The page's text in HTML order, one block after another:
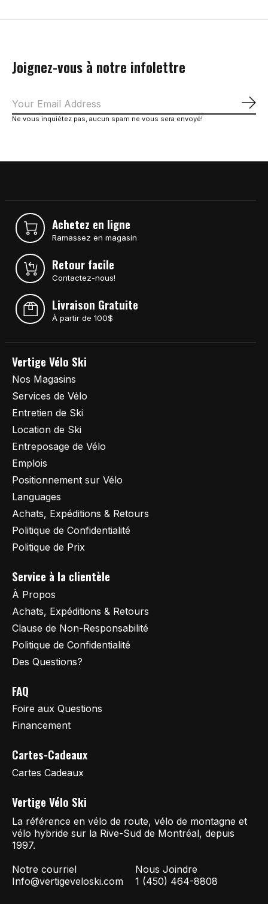
Joignez-vous à notre infolettre
Ne vous inquiétez pas, aucun spam ne vous sera envoyé!
Achetez en ligne
Ramassez en magasin
Retour facile
Contactez-nous!
Livraison Gratuite
À partir de 100$
Vertige Vélo Ski
Nos Magasins
Services de Vélo
Entretien de Ski
Location de Ski
Entreposage de Vélo
Emplois
Positionnement sur Vélo
Languages
Achats, Expéditions & Retours
Politique de Confidentialité
Politique de Prix
Service à la clientèle
À Propos
Achats, Expéditions & Retours
Clause de Non-Responsabilité
Politique de Confidentialité
Des Questions?
FAQ
Foire aux Questions
Financement
Cartes-Cadeaux
Cartes Cadeaux
Vertige Vélo Ski
La référence en vélo de route, vélo de montagne et
vélo hybride sur la Rive-Sud de Montréal, depuis
1997.
Notre courriel
Info@vertigeveloski.com
Nous Joindre
1 (450) 464-8808